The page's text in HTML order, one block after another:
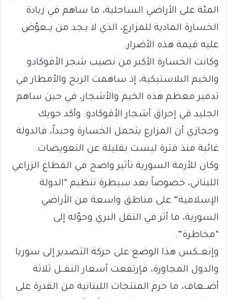
المئة على الأراضي الساحلية، ما ساهم في زيادة
الخسارة المادية للمزارع، الذي لا يـجد من يــعوّض
عليه قيمة هذه الأضرار.
وكانت الخسارة الأكبر من نصيب شجر الأفوكادو
والخيم البلاستيكية، إذ ساهمت الريح والأمطار في
تدمير معظم هذه الخيم والأشجار، في حين ساهم
الجليد في إحراق أشجار الأفوكادو. وأكد حويك
وحجازي أن المزارع يتحمل الخسارة وحيداً، فالدولة
غائبة منذ فترة ليست بقليلة عن التعويضات.
وكان للأزمة السورية تأثير واضح في القطاع الزراعي
اللبناني، خصوصاً بعد سيطرة تنظيم “الدولة
الإسلامية” على مناطق واسعة من الأراضي
السورية، ما أثر في النقل البري وحوّله إلى
“مخاطرة”.
وإنعــكس هذا الوضع على حركة التصدير إلى سوريا
والدول المجاورة، فإرتفعت أسعار النقــل ثلاثة
أضــعاف، ما حرم المنتجات اللبنانية من القدرة على